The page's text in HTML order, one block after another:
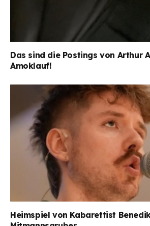
Das sind die Postings von Arthur
Amoklauf!
Heimspiel von Kabarettist